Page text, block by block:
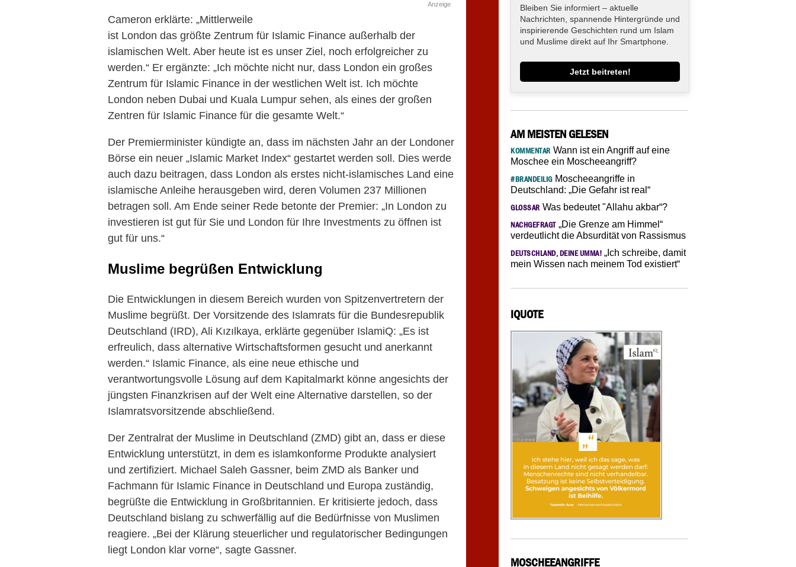
Anzeige
Cameron erklärte: „Mittlerweile
ist London das größte Zentrum für Islamic Finance außerhalb der
islamischen Welt. Aber heute ist es unser Ziel, noch erfolgreicher zu
werden.“ Er ergänzte: „Ich möchte nicht nur, dass London ein großes
Zentrum für Islamic Finance in der westlichen Welt ist. Ich möchte
London neben Dubai und Kuala Lumpur sehen, als eines der großen
Zentren für Islamic Finance für die gesamte Welt.“
Der Premierminister kündigte an, dass im nächsten Jahr an der Londoner
Börse ein neuer „Islamic Market Index“ gestartet werden soll. Dies werde
auch dazu beitragen, dass London als erstes nicht-islamisches Land eine
islamische Anleihe herausgeben wird, deren Volumen 237 Millionen
betragen soll. Am Ende seiner Rede betonte der Premier: „In London zu
investieren ist gut für Sie und London für Ihre Investments zu öffnen ist
gut für uns.“
Muslime begrüßen Entwicklung
Die Entwicklungen in diesem Bereich wurden von Spitzenvertretern der
Muslime begrüßt. Der Vorsitzende des Islamrats für die Bundesrepublik
Deutschland (IRD), Ali Kızılkaya, erklärte gegenüber IslamiQ: „Es ist
erfreulich, dass alternative Wirtschaftsformen gesucht und anerkannt
werden.“ Islamic Finance, als eine neue ethische und
verantwortungsvolle Lösung auf dem Kapitalmarkt könne angesichts der
jüngsten Finanzkrisen auf der Welt eine Alternative darstellen, so der
Islamratsvorsitzende abschließend.
Der Zentralrat der Muslime in Deutschland (ZMD) gibt an, dass er diese
Entwicklung unterstützt, in dem es islamkonforme Produkte analysiert
und zertifiziert. Michael Saleh Gassner, beim ZMD als Banker und
Fachmann für Islamic Finance in Deutschland und Europa zuständig,
begrüßte die Entwicklung in Großbritannien. Er kritisierte jedoch, dass
Deutschland bislang zu schwerfällig auf die Bedürfnisse von Muslimen
reagiere. „Bei der Klärung steuerlicher und regulatorischer Bedingungen
liegt London klar vorne“, sagte Gassner.
Bleiben Sie informiert – aktuelle
Nachrichten, spannende Hintergründe und
inspirierende Geschichten rund um Islam
und Muslime direkt auf Ihr Smartphone.
Jetzt beitreten!
AM MEISTEN GELESEN
KOMMENTAR Wann ist ein Angriff auf eine
Moschee ein Moscheeangriff?
#BRANDEILIGMoscheeangriffe in
Deutschland: „Die Gefahr ist real“
GLOSSAR Was bedeutet "Allahu akbar“?
NACHGEFRAGT„Die Grenze am Himmel“
verdeutlicht die Absurdität von Rassismus
DEUTSCHLAND, DEINE UMMA! „Ich schreibe, damit
mein Wissen nach meinem Tod existiert“
IQUOTE
MOSCHEEANGRIFFE